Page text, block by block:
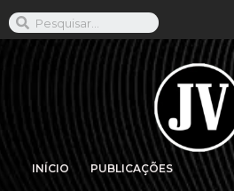
INÍCIO PUBLICAÇÕES